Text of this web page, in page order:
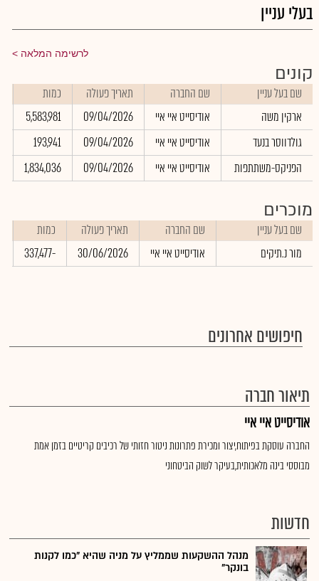
בעלי עניין
לרשימה המלאה
קונים
שם בעל עניין שם החברה תאריך פעולה כמות
ארקין משה
אודיסייט איי איי 09/04/2026
5,583,981
גולדווסר בנעד
אודיסייט איי איי 09/04/2026
193,941
הפניקס-משתתפות
אודיסייט איי איי 09/04/2026
1,834,036
מוכרים
שם בעל עניין שם החברה תאריך פעולה כמות
מור נ.תיקים
אודיסייט איי איי 30/06/2026
-337,477
חיפושים אחרונים
תיאור חברה
אודיסייט איי איי
החברה עוסקת בפיתוח,יצור ומכירת פתרונות ניטור חזותי של רכיבים קריטיים בזמן אמת
מבוססי בינה מלאכותית,בעיקר לשוק הביטחוני
חדשות
מנהל ההשקעות שממליץ על מניה שהיא "כמו לקנות
בונקר"